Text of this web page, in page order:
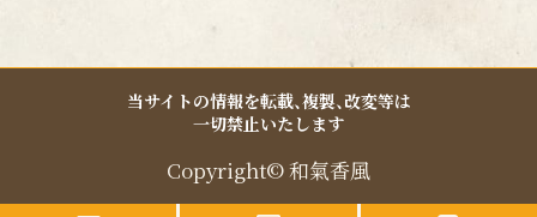
当サイトの情報を転載、複製、改変等は
一切禁止いたします
Copyright© 和氣香風